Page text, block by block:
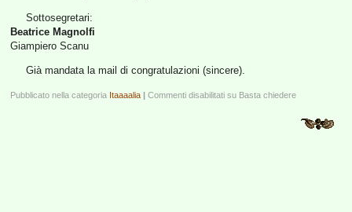
Sottosegretari:
Beatrice Magnolfi
Giampiero Scanu
Già mandata la mail di congratulazioni (sincere).
Pubblicato nella categoria Itaaaalia | Commenti disabilitati su Basta chiedere